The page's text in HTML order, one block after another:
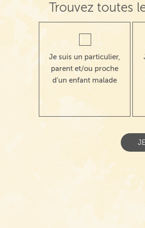
Trouvez toutes
Je suis un particulier,
parent et/ou proche
d'un enfant malade